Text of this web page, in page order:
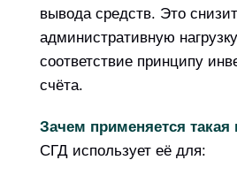
вывода средств. Это снизит
административную
соответствие принципу
счёта.
Зачем применяется такая
СГД использует её для: